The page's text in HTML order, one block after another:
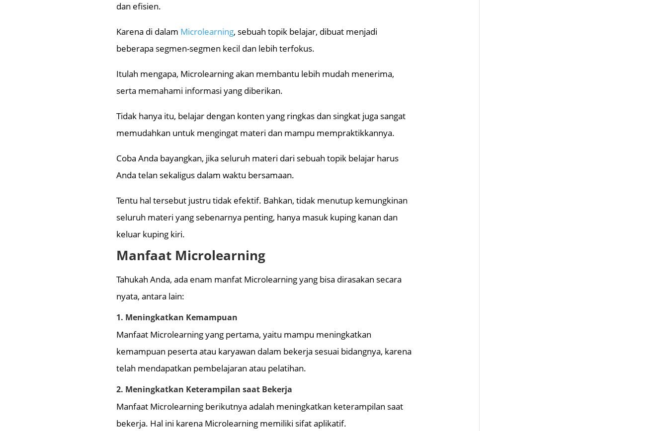
dan efisien.
Karena di dalam Microlearning, sebuah topik belajar, dibuat menjadi
beberapa segmen-segmen kecil dan lebih terfokus.
Itulah mengapa, Microlearning akan membantu lebih mudah menerima,
serta memahami informasi yang diberikan.
Tidak hanya itu, belajar dengan konten yang ringkas dan singkat juga sangat
memudahkan untuk mengingat materi dan mampu mempraktikkannya.
Coba Anda bayangkan, jika seluruh materi dari sebuah topik belajar harus
Anda telan sekaligus dalam waktu bersamaan.
Tentu hal tersebut justru tidak efektif. Bahkan, tidak menutup kemungkinan
seluruh materi yang sebenarnya penting, hanya masuk kuping kanan dan
keluar kuping kiri.
Manfaat Microlearning
Tahukah Anda, ada enam manfat Microlearning yang bisa dirasakan secara
nyata, antara lain:
1. Meningkatkan Kemampuan
Manfaat Microlearning yang pertama, yaitu mampu meningkatkan
kemampuan peserta atau karyawan dalam bekerja sesuai bidangnya, karena
telah mendapatkan pembelajaran atau pelatihan.
2. Meningkatkan Keterampilan saat Bekerja
Manfaat Microlearning berikutnya adalah meningkatkan keterampilan saat
bekerja. Hal ini karena Microlearning memiliki sifat aplikatif.